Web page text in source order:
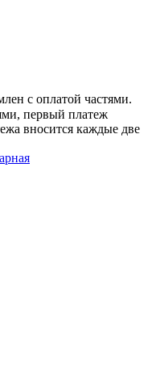
с оплатой частями.
первый платеж
вносится каждые две